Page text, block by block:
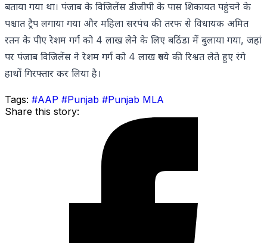
बताया गया था। पंजाब के विजिलेंस डीजीपी के पास शिकायत पहुंचने के
पश्चात ट्रैप लगाया गया और महिला सरपंच की तरफ से विधायक अमित
रतन के पीए रेशम गर्ग को 4 लाख लेने के लिए बठिंडा में बुलाया गया, जहां
पर पंजाब विजिलेंस ने रेशम गर्ग को 4 लाख रुपये की रिश्वत लेते हुए रंगे
हाथों गिरफ्तार कर लिया है।
Tags: #AAP #Punjab #Punjab MLA
Share this story: